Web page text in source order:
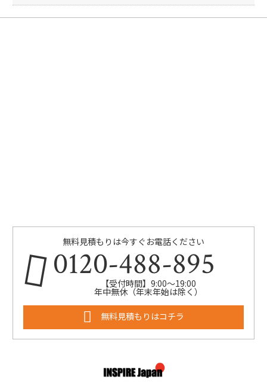
無料見積もりは今すぐお電話ください
0120-488-895
【受付時間】9:00～19:00
年中無休（年末年始は除く）
無料見積もりはコチラ